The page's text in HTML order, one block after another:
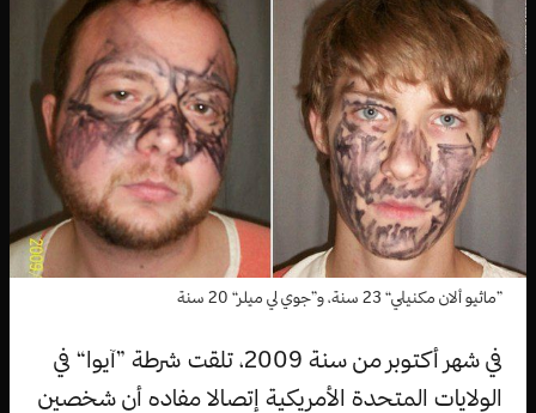
”ماثيو ألان مكنيلي“ 23 سنة، و”جوي لي ميلر“ 20 سنة
في شهر أكتوبر من سنة 2009، تلقت شرطة ”آيوا“ في
الولايات المتحدة الأمريكية إتصالا مفاده أن شخصين